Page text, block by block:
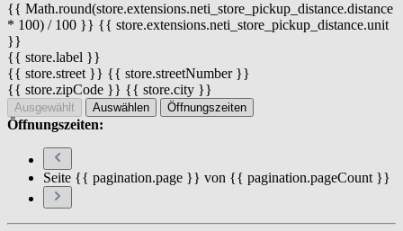
{{ Math.round(store.extensions.neti_store_pickup_distance.distance
* 100) / 100 }} {{ store.extensions.neti_store_pickup_distance.unit
}}
{{ store.label }}
{{ store.street }} {{ store.streetNumber }}
{{ store.zipCode }} {{ store.city }}
Ausgewählt Auswählen Öffnungszeiten
Öffnungszeiten:
Seite {{ pagination.page }} von {{ pagination.pageCount }}